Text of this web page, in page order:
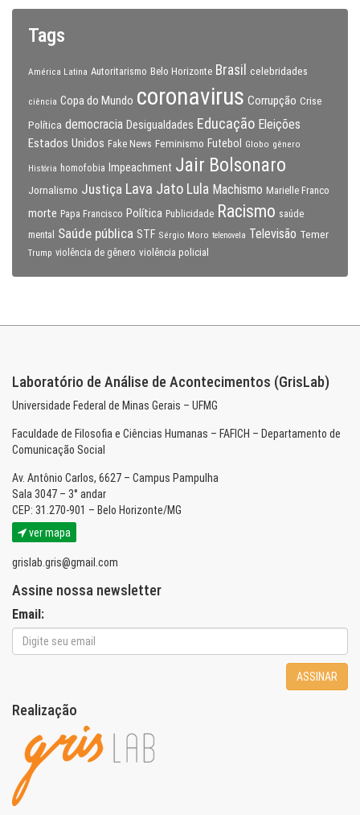
Tags
América Latina Autoritarismo Belo Horizonte Brasil celebridades
ciência Copa do Mundo coronavirus Corrupção Crise
Política democracia Desigualdades Educação Eleições
Estados Unidos Fake News Feminismo Futebol Globo gênero
História homofobia Impeachment Jair Bolsonaro
Jornalismo Justiça Lava Jato Lula Machismo Marielle Franco
morte Papa Francisco Política Publicidade Racismo saúde
mental
Saúde pública STF Sérgio Moro telenovela Televisão Temer
Trump violência de gênero violência policial
Laboratório de Análise de Acontecimentos (GrisLab)
Universidade Federal de Minas Gerais – UFMG
Faculdade de Filosofia e Ciências Humanas – FAFICH – Departamento de
Comunicação Social
Av. Antônio Carlos, 6627 – Campus Pampulha
Sala 3047 – 3° andar
CEP: 31.270-901 – Belo Horizonte/MG
ver mapa
grislab.gris@gmail.com
Assine nossa newsletter
Email:
ASSINAR
Realização